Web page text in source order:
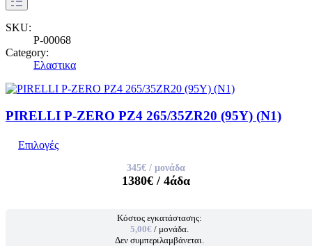
SKU:
P-00068
Category:
Ελαστικα
PIRELLI P-ZERO PZ4 265/35ZR20 (95Y) (N1)
Επιλογές
345€ / μονάδα
1380€ / 4άδα
Κόστος εγκατάστασης:
5,00€ / μονάδα.
Δεν συμπεριλαμβάνεται.